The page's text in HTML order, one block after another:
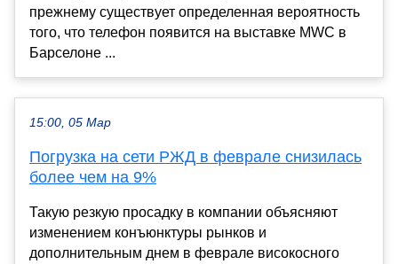
прежнему существует определенная вероятность
того, что телефон появится на выставке MWC в
Барселоне ...
15:00, 05 Мар
Погрузка на сети РЖД в феврале снизилась
более чем на 9%
Такую резкую просадку в компании объясняют
изменением конъюнктуры рынков и
дополнительным днем в феврале високосного